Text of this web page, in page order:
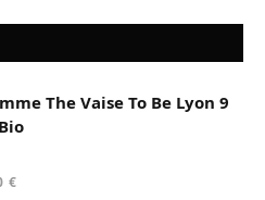
The Vaise To Be Lyon 9
€Le